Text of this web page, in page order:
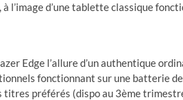
l’image d’une tablette classique
Edge l’allure d’un authentique
fonctionnant sur une batterie
titres préférés (dispo au 3ème